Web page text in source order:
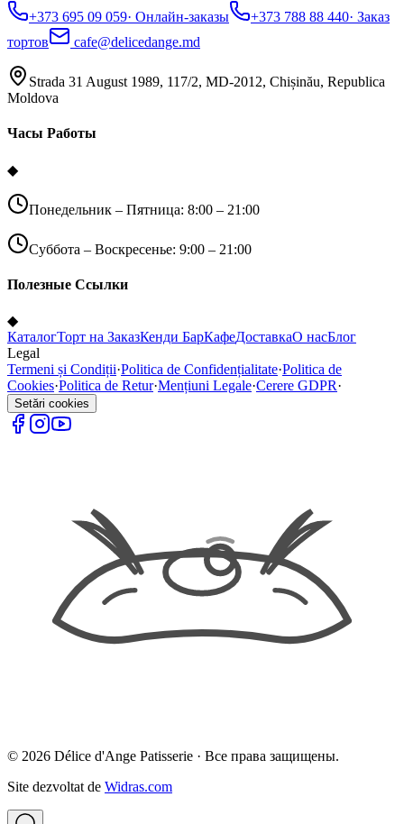
+373 695 09 059· Онлайн-заказы +373 788 88 440· Заказ
тортов
cafe@delicedange.md
Strada 31 August 1989, 117/2, MD-2012, Chișinău, Republica
Moldova
Часы Работы
◆
Понедельник – Пятница: 8:00 – 21:00
Суббота – Воскресенье: 9:00 – 21:00
Полезные Ссылки
◆
КаталогТорт на ЗаказКенди БарКафеДоставкаО насБлог
Legal
Termeni și Condiții·Politica de Confidențialitate·Politica de
Cookies·Politica de Retur·Mențiuni Legale·Cerere GDPR·
Setări cookies
© 2026 Délice d'Ange Patisserie · Все права защищены.
Site dezvoltat de Widras.com